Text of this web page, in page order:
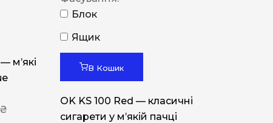
м’які
Блок
Ящик
В Кошик
OK KS 100 Red — класичні
сигарети у м’якій пачці